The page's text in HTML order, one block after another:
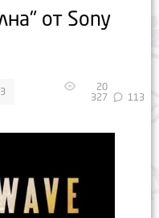
от Sony
20
327
113